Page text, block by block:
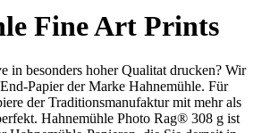
Fine Art Prints
in besonders hoher Qualitat drucken? Wir
Papier der Marke Hahnemühle. Für
der Traditionsmanufaktur mit mehr als
Hahnemühle Photo Rag® 308 g ist